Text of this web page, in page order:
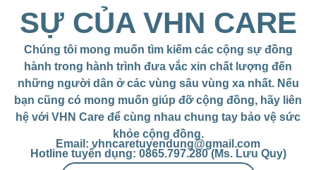
SỰ CỦA VHN CARE
Chúng tôi mong muốn tìm kiếm các cộng sự đồng
hành trong hành trình đưa vắc xin chất lượng đến
những người dân ở các vùng sâu vùng xa nhất. Nếu
bạn cũng có mong muốn giúp đỡ cộng đồng, hãy liên
hệ với VHN Care để cùng nhau chung tay bảo vệ sức
khỏe cộng đồng.
Email: vhncaretuyendung@gmail.com
Hotline tuyển dụng: 0865.797.280 (Ms. Lưu Quy)